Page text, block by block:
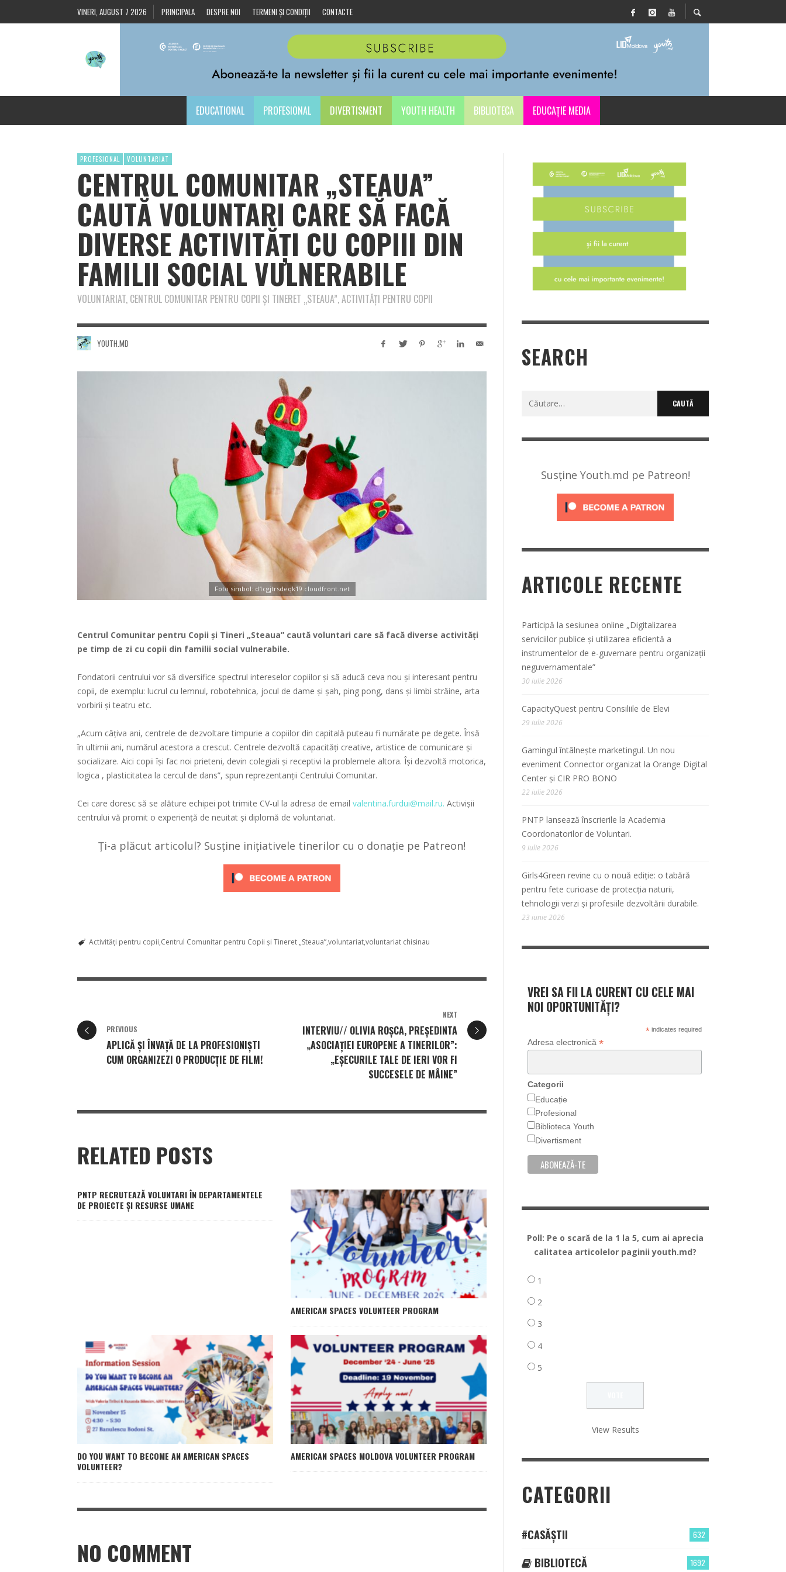
VINERI, AUGUST 7 2026 PRINCIPALA DESPRE NOI TERMENI ȘI CONDIȚII CONTACTE
EDUCATIONAL PROFESIONAL DIVERTISMENT YOUTH HEALTH BIBLIOTECA EDUCAȚIE MEDIA
PROFESIONAL VOLUNTARIAT
CENTRUL COMUNITAR „STEAUA”
CAUTĂ VOLUNTARI CARE SĂ FACĂ
DIVERSE ACTIVITĂȚI CU COPIII DIN
FAMILII SOCIAL VULNERABILE
VOLUNTARIAT, CENTRUL COMUNITAR PENTRU COPII ȘI TINERET „STEAUA”, ACTIVITĂȚI PENTRU COPII
YOUTH.MD
Foto simbol: d1cgjtrsdeqk19.cloudfront.net
Centrul Comunitar pentru Copii și Tineri „Steaua” caută voluntari care să facă diverse activități
pe timp de zi cu copii din familii social vulnerabile.
Fondatorii centrului vor să diversifice spectrul intereselor copiilor și să aducă ceva nou și interesant pentru
copii, de exemplu: lucrul cu lemnul, robotehnica, jocul de dame și șah, ping pong, dans și limbi străine, arta
vorbirii și teatru etc.
„Acum câțiva ani, centrele de dezvoltare timpurie a copiilor din capitală puteau fi numărate pe degete. Însă
în ultimii ani, numărul acestora a crescut. Centrele dezvoltă capacități creative, artistice de comunicare și
socializare. Aici copii își fac noi prieteni, devin colegiali și receptivi la problemele altora. Își dezvoltă motorica,
logica , plasticitatea la cercul de dans”, spun reprezentanții Centrului Comunitar.
Cei care doresc să se alăture echipei pot trimite CV-ul la adresa de email valentina.furdui@mail.ru. Activișii
centrului vă promit o experiență de neuitat și diplomă de voluntariat.
Ți-a plăcut articolul? Susține inițiativele tinerilor cu o donație pe Patreon!
Activități pentru copii Centrul Comunitar pentru Copii și Tineret „Steaua”voluntariatvoluntariat chisinau
PREVIOUS
APLICĂ ȘI ÎNVAȚĂ DE LA PROFESIONIȘTI
CUM ORGANIZEZI O PRODUCŢIE DE FILM!
NEXT
INTERVIU// OLIVIA ROȘCA, PREȘEDINTA
„ASOCIAȚIEI EUROPENE A TINERILOR”:
„EȘECURILE TALE DE IERI VOR FI
SUCCESELE DE MÂINE”
RELATED POSTS
PNTP RECRUTEAZĂ VOLUNTARI ÎN DEPARTAMENTELE
DE PROIECTE ȘI RESURSE UMANE
AMERICAN SPACES VOLUNTEER PROGRAM
DO YOU WANT TO BECOME AN AMERICAN SPACES
VOLUNTEER?
AMERICAN SPACES MOLDOVA VOLUNTEER PROGRAM
NO COMMENT
SEARCH
Caută
Susține Youth.md pe Patreon!
ARTICOLE RECENTE
Participă la sesiunea online „Digitalizarea
serviciilor publice și utilizarea eficientă a
instrumentelor de e-guvernare pentru organizații
neguvernamentale”
30 iulie 2026
CapacityQuest pentru Consiliile de Elevi
29 iulie 2026
Gamingul întâlnește marketingul. Un nou
eveniment Connector organizat la Orange Digital
Center și CIR PRO BONO
22 iulie 2026
PNTP lansează înscrierile la Academia
Coordonatorilor de Voluntari.
9 iulie 2026
Girls4Green revine cu o nouă ediție: o tabără
pentru fete curioase de protecția naturii,
tehnologii verzi și profesiile dezvoltării durabile.
23 iunie 2026
VREI SA FII LA CURENT CU CELE MAI
NOI OPORTUNITĂȚI?
*indicates required
Adresa electronică *
Categorii
Educație
Profesional
Biblioteca Youth
Divertisment
Poll: Pe o scară de la 1 la 5, cum ai aprecia
calitatea articolelor paginii youth.md?
1
2
3
4
5
View Results
CATEGORII
632
#CASĂȘTII
1692
BIBLIOTECĂ